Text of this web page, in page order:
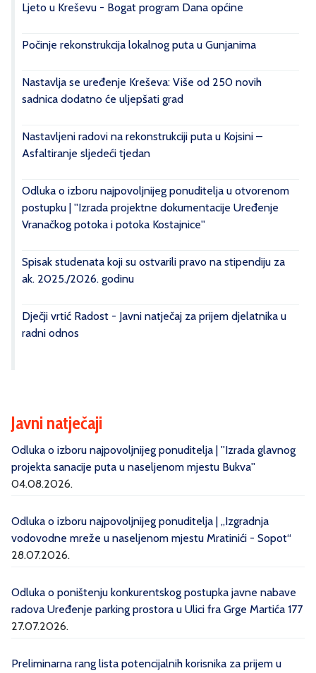
Ljeto u Kreševu - Bogat program Dana općine
Počinje rekonstrukcija lokalnog puta u Gunjanima
Nastavlja se uređenje Kreševa: Više od 250 novih
sadnica dodatno će uljepšati grad
Nastavljeni radovi na rekonstrukciji puta u Kojsini –
Asfaltiranje sljedeći tjedan
Odluka o izboru najpovoljnijeg ponuditelja u otvorenom
postupku | ''Izrada projektne dokumentacije Uređenje
Vranačkog potoka i potoka Kostajnice''
Spisak studenata koji su ostvarili pravo na stipendiju za
ak. 2025./2026. godinu
Dječji vrtić Radost - Javni natječaj za prijem djelatnika u
radni odnos
Javni natječaji
Odluka o izboru najpovoljnijeg ponuditelja | ''Izrada glavnog
projekta sanacije puta u naseljenom mjestu Bukva''
04.08.2026.
Odluka o izboru najpovoljnijeg ponuditelja | „Izgradnja
vodovodne mreže u naseljenom mjestu Mratinići - Sopot“
28.07.2026.
Odluka o poništenju konkurentskog postupka javne nabave
radova Uređenje parking prostora u Ulici fra Grge Martića 177
27.07.2026.
Preliminarna rang lista potencijalnih korisnika za prijem u